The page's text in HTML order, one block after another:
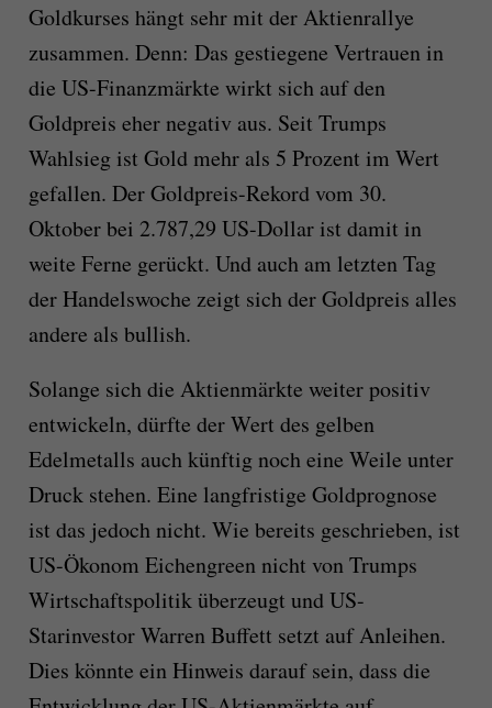
Goldkurses hängt sehr mit der Aktienrallye
zusammen. Denn: Das gestiegene Vertrauen in
die US-Finanzmärkte wirkt sich auf den
Goldpreis eher negativ aus. Seit Trumps
Wahlsieg ist Gold mehr als 5 Prozent im Wert
gefallen. Der Goldpreis-Rekord vom 30.
Oktober bei 2.787,29 US-Dollar ist damit in
weite Ferne gerückt. Und auch am letzten Tag
der Handelswoche zeigt sich der Goldpreis alles
andere als bullish.
Solange sich die Aktienmärkte weiter positiv
entwickeln, dürfte der Wert des gelben
Edelmetalls auch künftig noch eine Weile unter
Druck stehen. Eine langfristige Goldprognose
ist das jedoch nicht. Wie bereits geschrieben, ist
US-Ökonom Eichengreen nicht von Trumps
Wirtschaftspolitik überzeugt und US-
Starinvestor Warren Buffett setzt auf Anleihen.
Dies könnte ein Hinweis darauf sein, dass die